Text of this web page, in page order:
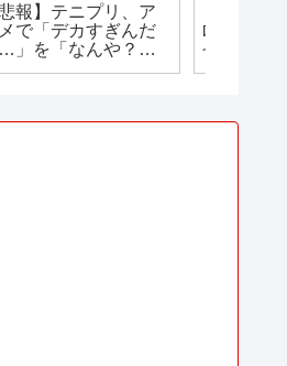
一番面白いギャグ漫画
←何想像したん？